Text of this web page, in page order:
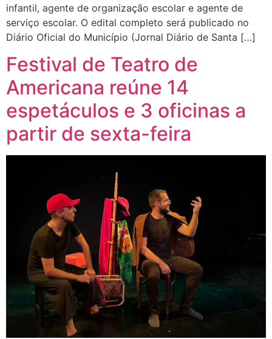
infantil, agente de organização escolar e agente de
serviço escolar. O edital completo será publicado no
Diário Oficial do Município (Jornal Diário de Santa […]
Festival de Teatro de
Americana reúne 14
espetáculos e 3 oficinas a
partir de sexta-feira